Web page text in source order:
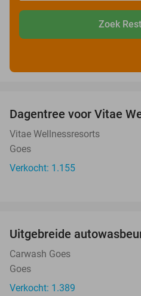
Zoek
Dagentree voor Vitae
Vitae Wellnessresorts
Goes
Verkocht: 1.155
Uitgebreide
Carwash Goes
Goes
Verkocht: 1.389